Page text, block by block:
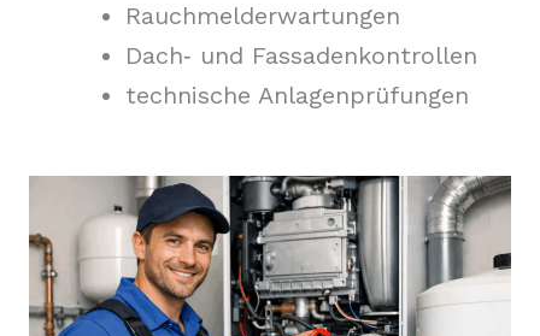
Rauchmelderwartungen
Dach‑ und Fassadenkontrollen
technische Anlagenprüfungen